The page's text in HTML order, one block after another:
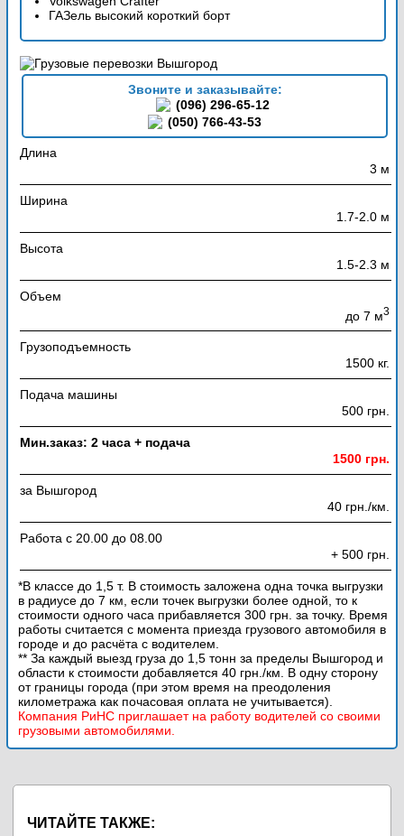
ГАЗель высокий короткий борт
Звоните и заказывайте:
(096) 296-65-12
(050) 766-43-53
Длина
3 м
Ширина
1.7-2.0 м
Высота
1.5-2.3 м
Объем
до 7 м3
Грузоподъемность
1500 кг.
Подача машины
500 грн.
Мин.заказ: 2 часа + подача
1500 грн.
за Вышгород
40 грн./км.
Работа с 20.00 до 08.00
+ 500 грн.
*В классе до 1,5 т. В стоимость заложена одна точка выгрузки
в радиусе до 7 км, если точек выгрузки более одной, то к
стоимости одного часа прибавляется 300 грн. за точку. Время
работы считается с момента приезда грузового автомобиля в
городе и до расчёта с водителем.
** За каждый выезд груза до 1,5 тонн за пределы Вышгород и
области к стоимости добавляется 40 грн./км. В одну сторону
от границы города (при этом время на преодоления
километража как почасовая оплата не учитывается).
Компания РиНС приглашает на работу водителей со своими
грузовыми автомобилями.
ЧИТАЙТЕ ТАКЖЕ: